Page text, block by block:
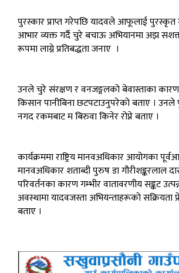
पुरस्कार प्राप्त गरेपछि यादवले आफूलाई पुरस्कृत
आभार व्यक्त गर्दै चुरे बचाऊ अभियानमा अझ
रूपमा लाग्ने प्रतिबद्धता जनाए ।
उनले चुरे संरक्षण र वनजङ्गलको बेवास्ताका
किसान पानीबिना छटपटाउनुपरेको बताए । उनले
नगद रकमबाट म बिरुवा किनेर रोप्ने बताए ।
कार्यक्रममा राष्ट्रिय मानवअधिकार आयोगका
मानवअधिकार शताब्दी पुरुष डा गौरीशङ्करलाल
परिवर्तनका कारण गम्भीर वातावरणीय सङ्कट
अवस्थामा यादवजस्ता अभियन्ताहरूको सक्रियता
बताए ।